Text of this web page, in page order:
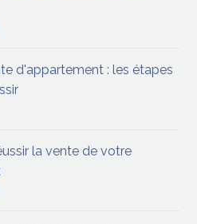
d'appartement : les étapes
la vente de votre